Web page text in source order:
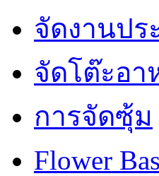
จัดงานปร
จัดโต๊ะอา
การจัดซุ้ม
Flower